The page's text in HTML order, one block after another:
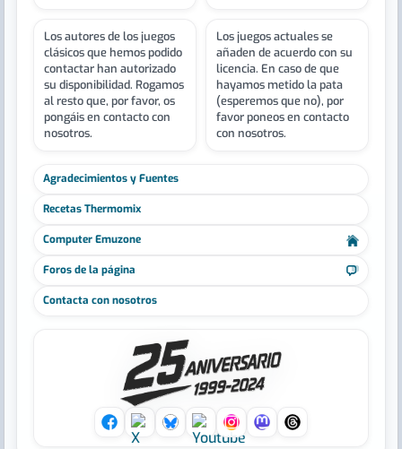
Los autores de los juegos
clásicos que hemos podido
contactar han autorizado
su disponibilidad. Rogamos
al resto que, por favor, os
pongáis en contacto con
nosotros.
Los juegos actuales se
añaden de acuerdo con su
licencia. En caso de que
hayamos metido la pata
(esperemos que no), por
favor poneos en contacto
con nosotros.
Agradecimientos y Fuentes
Recetas Thermomix
Computer Emuzone
Foros de la página
Contacta con nosotros